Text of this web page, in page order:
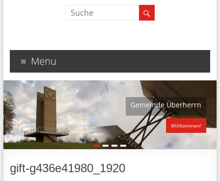
Menu
Gemeinde Überherrn
Willkommen!
1 2 3 4
gift-g436e41980_1920